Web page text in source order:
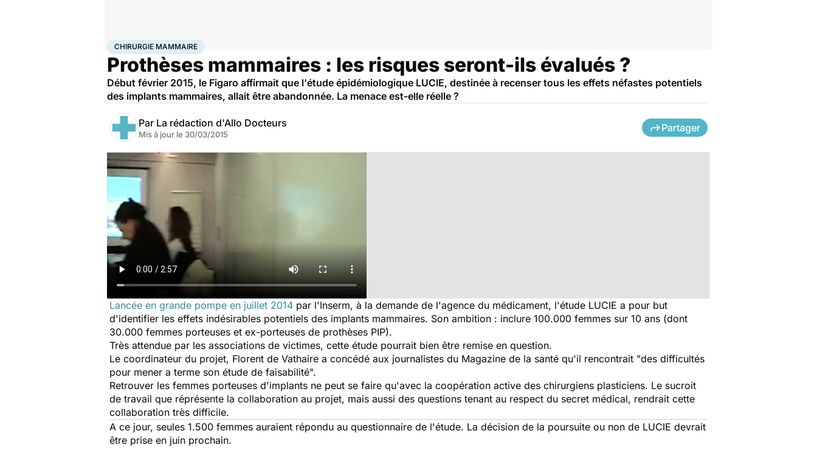
AccueilSantéMaladiesChirurgie mammaire
CHIRURGIE MAMMAIRE
Prothèses mammaires : les risques seront-ils évalués ?
Début février 2015, le Figaro affirmait que l'étude épidémiologique LUCIE, destinée à recenser tous les effets néfastes potentiels
des implants mammaires, allait être abandonnée. La menace est-elle réelle ?
Par La rédaction d'Allo Docteurs
Mis à jour le 30/03/2015
Partager
Lancée en grande pompe en juillet 2014 par l'Inserm, à la demande de l'agence du médicament, l'étude LUCIE a pour but
d'identifier les effets indésirables potentiels des implants mammaires. Son ambition : inclure 100.000 femmes sur 10 ans (dont
30.000 femmes porteuses et ex-porteuses de prothèses PIP).
Très attendue par les associations de victimes, cette étude pourrait bien être remise en question.
Le coordinateur du projet, Florent de Vathaire a concédé aux journalistes du Magazine de la santé qu'il rencontrait "des difficultés
pour mener a terme son étude de faisabilité".
Retrouver les femmes porteuses d'implants ne peut se faire qu'avec la coopération active des chirurgiens plasticiens. Le sucroit
de travail que réprésente la collaboration au projet, mais aussi des questions tenant au respect du secret médical, rendrait cette
collaboration très difficile.
A ce jour, seules 1.500 femmes auraient répondu au questionnaire de l'étude. La décision de la poursuite ou non de LUCIE devrait
être prise en juin prochain.